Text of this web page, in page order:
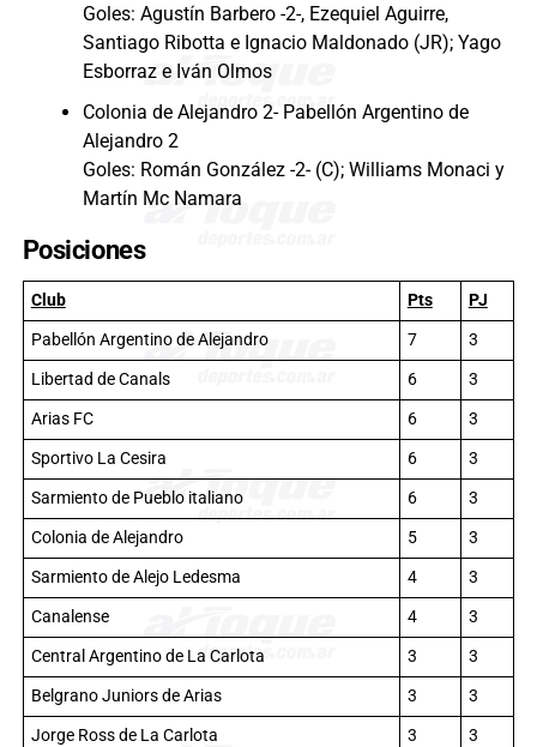
Goles: Agustín Barbero -2-, Ezequiel Aguirre,
Santiago Ribotta e Ignacio Maldonado (JR); Yago
Esborraz e Iván Olmos
Colonia de Alejandro 2- Pabellón Argentino de
Alejandro 2
Goles: Román González -2- (C); Williams Monaci y
Martín Mc Namara
Posiciones
Club Pts
PJ
Pabellón Argentino de Alejandro
7
3
Libertad de Canals
6
3
Arias FC
6
3
Sportivo La Cesira
6
3
Sarmiento de Pueblo italiano
6
3
Colonia de Alejandro
5
3
Sarmiento de Alejo Ledesma
4
3
Canalense
4
3
Central Argentino de La Carlota
3
3
Belgrano Juniors de Arias
3
3
Jorge Ross de La Carlota
3
3